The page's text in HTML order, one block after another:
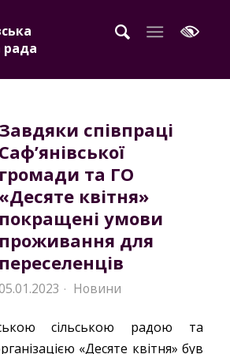
рада
Завдяки співпраці
Саф’янівської
громади та ГО
«Десяте квітня»
покращені умови
проживання для
переселенців
· Новини
сільською радою та
«Десяте квітня» був